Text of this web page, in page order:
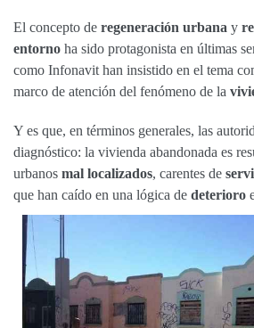
El concepto de regeneración urbana y
entorno ha sido protagonista en últimas
como Infonavit han insistido en el tema
marco de atención del fenómeno de la
Y es que, en términos generales, las
diagnóstico: la vivienda abandonada es
urbanos mal localizados, carentes de
que han caído en una lógica de deterioro